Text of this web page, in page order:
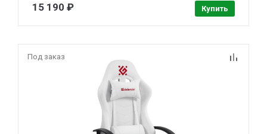
15 190 ₽ Купить
Под заказ